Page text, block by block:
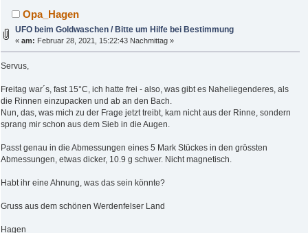
Bitte um Hilfe bei Bestimmung (Gelesen 5597 mal)
Opa_Hagen
UFO beim Goldwaschen / Bitte um Hilfe bei Bestimmung
«am: Februar 28, 2021, 15:22:43 Nachmittag »
Servus,
Freitag war´s, fast 15°C, ich hatte frei - also, was gibt es Naheliegenderes, als
die Rinnen einzupacken und ab an den Bach.
Nun, das, was mich zu der Frage jetzt treibt, kam nicht aus der Rinne, sondern
sprang mir schon aus dem Sieb in die Augen.
Passt genau in die Abmessungen eines 5 Mark Stückes in den grössten
Abmessungen, etwas dicker, 10.9 g schwer. Nicht magnetisch.
Habt ihr eine Ahnung, was das sein könnte?
Gruss aus dem schönen Werdenfelser Land
Hagen